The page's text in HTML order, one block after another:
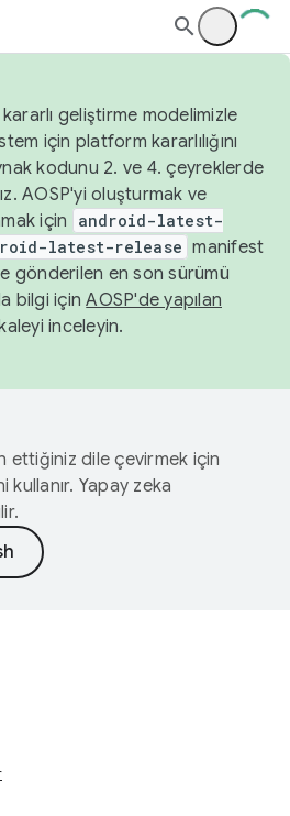
geliştirme modelimizle
için platform kararlılığını
kodunu 2. ve 4. çeyreklerde
AOSP'yi oluşturmak ve
için
android-latest-
latest-release manifest
gönderilen en son sürümü
bilgi içinAOSP'de yapılan
inceleyin.
ettiğiniz dile çevirmek için
Yapay zeka